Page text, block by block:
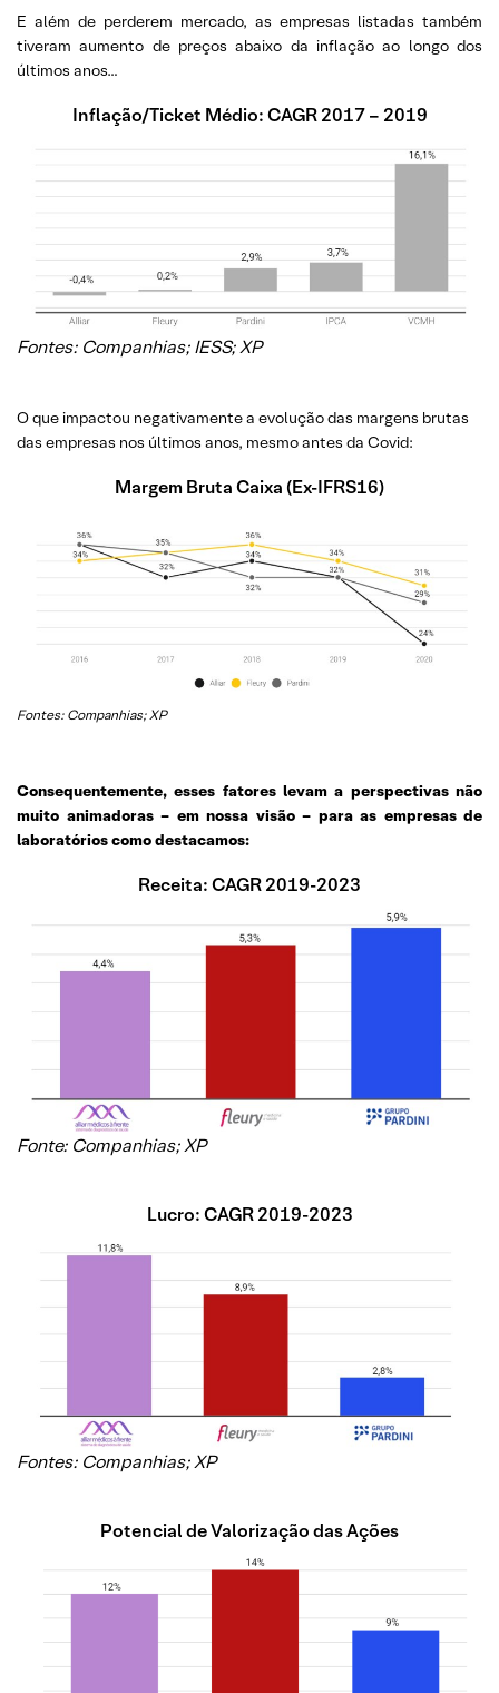
E além de perderem mercado, as empresas listadas também
tiveram aumento de preços abaixo da inflação ao longo dos
últimos anos…
Inflação/Ticket Médio: CAGR 2017 – 2019
Fontes: Companhias; IESS; XP
O que impactou negativamente a evolução das margens brutas
das empresas nos últimos anos, mesmo antes da Covid:
Margem Bruta Caixa (Ex-IFRS16)
Fontes: Companhias; XP
Consequentemente, esses fatores levam a perspectivas não
muito animadoras – em nossa visão – para as empresas de
laboratórios como destacamos:
Receita: CAGR 2019-2023
Fonte: Companhias; XP
Lucro: CAGR 2019-2023
Fontes: Companhias; XP
Potencial de Valorização das Ações